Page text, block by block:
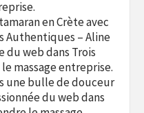
en Crète avec
Authentiques – Aline
du webdans Trois
massage entreprise.
une bulle de douceur
du webdans